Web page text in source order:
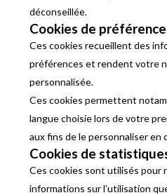
déconseillée.
Cookies de préférence
Ces cookies recueillent des
préférences et rendent votre
personnalisée.
Ces cookies permettent
langue choisie lors de votre
aux fins de le personnaliser en
Cookies de
Ces cookies sont utilisés pour
informations sur l’utilisation